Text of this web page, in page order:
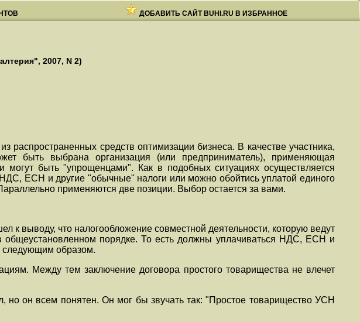
ДОБАВИТЬ САЙТ BUHI.RU В ИЗБРАННОЕ
2007, N 2)
средств оптимизации бизнеса. В качестве участника,
быть выбрана организация (или предприниматель), применяющая
могут быть "упрощенцами". Как в подобных ситуациях осуществляется
ЕСН и другие "обычные" налоги или можно обойтись уплатой единого
применяются две позиции. Выбор остается за вами.
выводу, что налогообложение совместной деятельности, которую ведут
порядке. То есть должны уплачиваться НДС, ЕСН и
следующим образом.
Между тем заключение договора простого товарищества не влечет
он всем понятен. Он мог бы звучать так: "Простое товарищество УСН